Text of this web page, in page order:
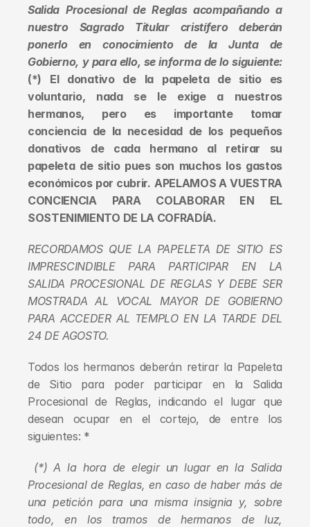
Salida Procesional de Reglas acompañando a
nuestro Sagrado Titular cristífero deberán
ponerlo en conocimiento de la Junta de
Gobierno, y para ello, se informa de lo siguiente:
(*) El donativo de la papeleta de sitio es
voluntario, nada se le exige a nuestros
hermanos, pero es importante tomar
conciencia de la necesidad de los pequeños
donativos de cada hermano al retirar su
papeleta de sitio pues son muchos los gastos
económicos por cubrir. APELAMOS A VUESTRA
CONCIENCIA PARA COLABORAR EN EL
SOSTENIMIENTO DE LA COFRADÍA.
RECORDAMOS QUE LA PAPELETA DE SITIO ES
IMPRESCINDIBLE PARA PARTICIPAR EN LA
SALIDA PROCESIONAL DE REGLAS Y DEBE SER
MOSTRADA AL VOCAL MAYOR DE GOBIERNO
PARA ACCEDER AL TEMPLO EN LA TARDE DEL
24 DE AGOSTO.
Todos los hermanos deberán retirar la Papeleta
de Sitio para poder participar en la Salida
Procesional de Reglas, indicando el lugar que
desean ocupar en el cortejo, de entre los
siguientes: *
(*) A la hora de elegir un lugar en la Salida
Procesional de Reglas, en caso de haber más de
una petición para una misma insignia y, sobre
todo, en los tramos de hermanos de luz,